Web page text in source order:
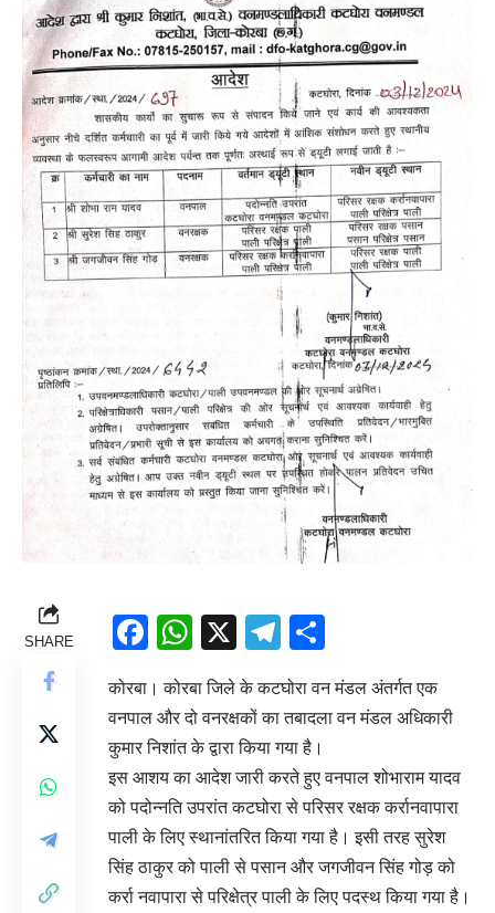
SHARE Facebook
WhatsApp
X Telegram
कोरबा। कोरबा जिले के कटघोरा वन मंडल अंतर्गत एक
वनपाल और दो वनरक्षकों का तबादला वन मंडल अधिकारी
कुमार निशांत के द्वारा किया गया है।
इस आशय का आदेश जारी करते हुए वनपाल शोभाराम यादव
को पदोन्नति उपरांत कटघोरा से परिसर रक्षक कर्रानवापारा
पाली के लिए स्थानांतरित किया गया है। इसी तरह सुरेश
सिंह ठाकुर को पाली से पसान और जगजीवन सिंह गोड़ को
कर्रा नवापारा से परिक्षेत्र पाली के लिए पदस्थ किया गया है।